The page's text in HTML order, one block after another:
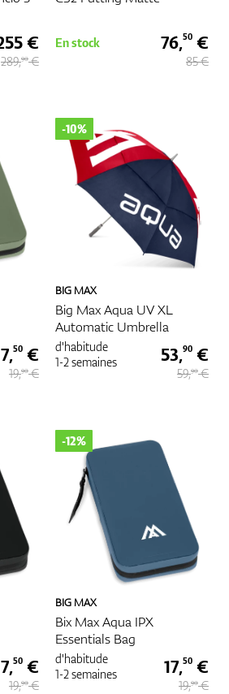
€
289,90€
En stock 76,50 €
85 €
50 €
19,90€
BIG MAX
Big Max Aqua UV XL
Automatic Umbrella
-10%
d'habitude
1-2 semaines
53,90 €
59,90€
50 €
19,90€
BIG MAX
Bix Max Aqua IPX
Essentials Bag
-12%
d'habitude
1-2 semaines
17,50 €
19,90€